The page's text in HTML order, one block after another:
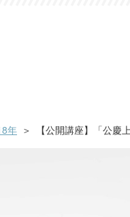
年 【公開講座】「公